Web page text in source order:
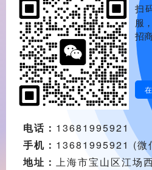
扫
服
招
电话： 13681995921
手机： 13681995921 (微
地址： 上海市宝山区江场